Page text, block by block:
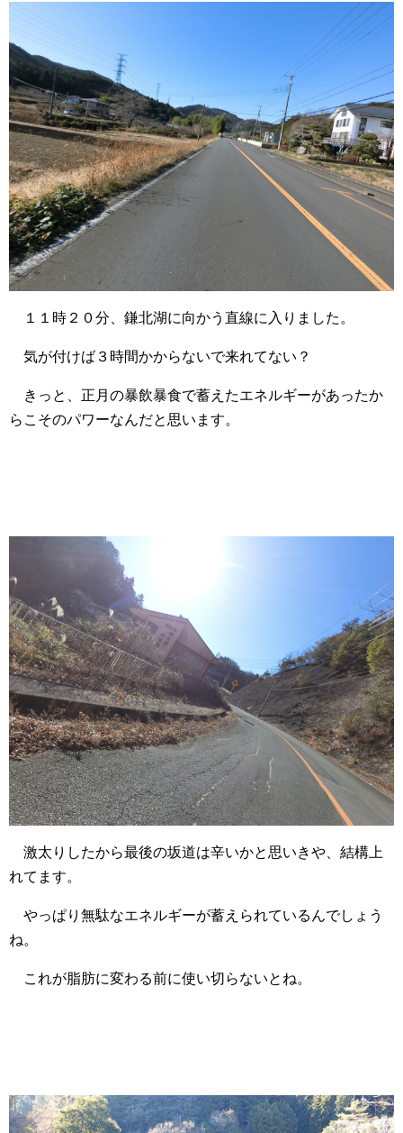
１１時２０分、鎌北湖に向かう直線に入りました。
気が付けば３時間かからないで来れてない？
きっと、正月の暴飲暴食で蓄えたエネルギーがあったか
らこそのパワーなんだと思います。
激太りしたから最後の坂道は辛いかと思いきや、結構上
れてます。
やっぱり無駄なエネルギーが蓄えられているんでしょう
ね。
これが脂肪に変わる前に使い切らないとね。